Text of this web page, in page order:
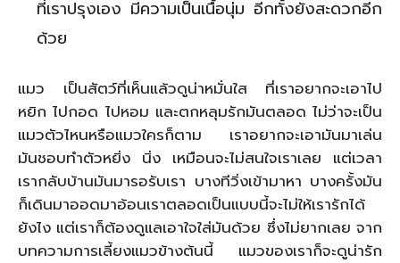
ที่เราปรุงเอง มีความเป็นเนื้อนุ่ม อีกทั้งยังสะดวกอีก
ด้วย
แมว เป็นสัตว์ที่เห็นแล้วดูน่าหมั่นใส ที่เราอยากจะเอาไป
หยิก ไปกอด ไปหอม และตกหลุมรักมันตลอด ไม่ว่าจะเป็น
แมวตัวไหนหรือแมวใครก็ตาม เราอยากจะเอามันมาเล่น
มันชอบทำตัวหยิ่ง นิ่ง เหมือนจะไม่สนใจเราเลย แต่เวลา
เรากลับบ้านมันมารอรับเรา บางทีวิ่งเข้ามาหา บางครั้งมัน
ก็เดินมาออดมาอ้อนเราตลอดเป็นแบบนี้จะไม่ให้เรารักได้
ยังไง แต่เราก็ต้องดูแลเอาใจใส่มันด้วย ซึ่งไม่ยากเลย จาก
บทความการเลี้ยงแมวข้างต้นนี้ แมวของเราก็จะดูน่ารัก